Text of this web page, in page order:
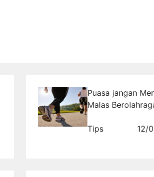
Puasa jangan
Malas
Tetap Sehat
Tips
12/